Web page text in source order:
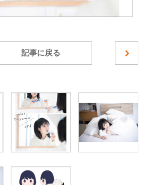
記事に戻る